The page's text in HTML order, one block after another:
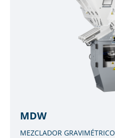
MDW
MEZCLADOR GRAVIMÉTRICO